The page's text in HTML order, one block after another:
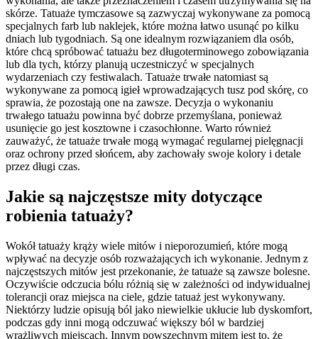
skórze. Tatuaże tymczasowe są zazwyczaj wykonywane za pomocą
specjalnych farb lub naklejek, które można łatwo usunąć po kilku
dniach lub tygodniach. Są one idealnym rozwiązaniem dla osób,
które chcą spróbować tatuażu bez długoterminowego zobowiązania
lub dla tych, którzy planują uczestniczyć w specjalnych
wydarzeniach czy festiwalach. Tatuaże trwałe natomiast są
wykonywane za pomocą igieł wprowadzających tusz pod skórę, co
sprawia, że pozostają one na zawsze. Decyzja o wykonaniu
trwałego tatuażu powinna być dobrze przemyślana, ponieważ
usunięcie go jest kosztowne i czasochłonne. Warto również
zauważyć, że tatuaże trwałe mogą wymagać regularnej pielęgnacji
oraz ochrony przed słońcem, aby zachowały swoje kolory i detale
przez długi czas.
Jakie są najczęstsze mity dotyczące
robienia tatuaży?
Wokół tatuaży krąży wiele mitów i nieporozumień, które mogą
wpływać na decyzje osób rozważających ich wykonanie. Jednym z
najczęstszych mitów jest przekonanie, że tatuaże są zawsze bolesne.
Oczywiście odczucia bólu różnią się w zależności od indywidualnej
tolerancji oraz miejsca na ciele, gdzie tatuaż jest wykonywany.
Niektórzy ludzie opisują ból jako niewielkie ukłucie lub dyskomfort,
podczas gdy inni mogą odczuwać większy ból w bardziej
wrażliwych miejscach. Innym powszechnym mitem jest to, że